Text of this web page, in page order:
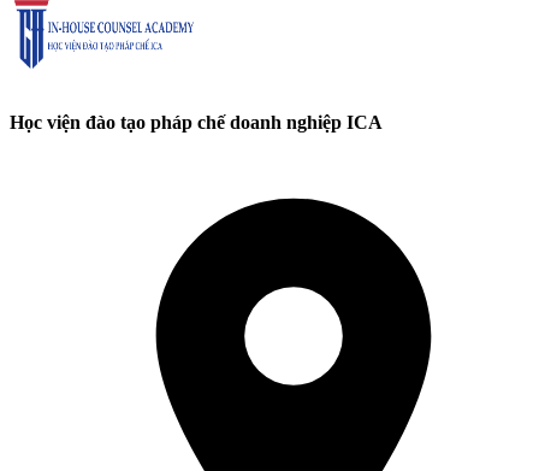
Học viện đào tạo pháp chế doanh nghiệp ICA